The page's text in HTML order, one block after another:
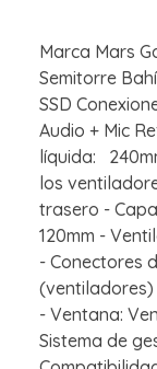
Marca Mars
Semitorre
SSD
Audio + Mic
líquida:
los
trasero -
120mm -
- Conectores
(ventiladores)
- Ventana:
Sistema de